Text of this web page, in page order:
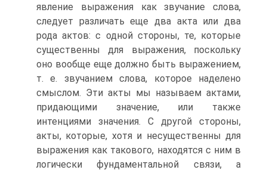
явление выражения как звучание слова,
следует различать еще два акта или два
рода актов: с одной стороны, те, которые
существенны для выражения, поскольку
оно вообще еще должно быть выражением,
т. е. звучанием слова, которое наделено
смыслом. Эти акты мы называем актами,
придающими значение, или также
интенциями значения. С другой стороны,
акты, которые, хотя и несущественны для
выражения как такового, находятся с ним в
логически фундаментальной связи, а